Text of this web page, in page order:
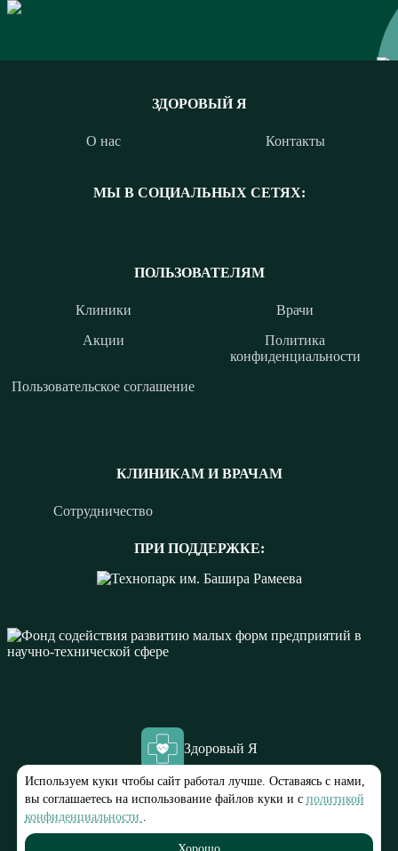
Здоровый Я
ООО “МЕДЭК”
ИНН 1683009960
© 2023-2025 «Здоровый Я»
ЗДОРОВЫЙ Я
О нас Контакты
МЫ В СОЦИАЛЬНЫХ СЕТЯХ:
КЛИНИКАМ И ВРАЧАМ
Сотрудничество
ПРИ ПОДДЕРЖКЕ:
ПОЛЬЗОВАТЕЛЯМ
Клиники
Врачи
Акции
Политика
конфиденциальности
Пользовательское соглашение
Используем куки чтобы сайт работал лучше. Оставаясь с нами,
вы соглашаетесь на использование файлов куки и с политикой
конфиденциальности .